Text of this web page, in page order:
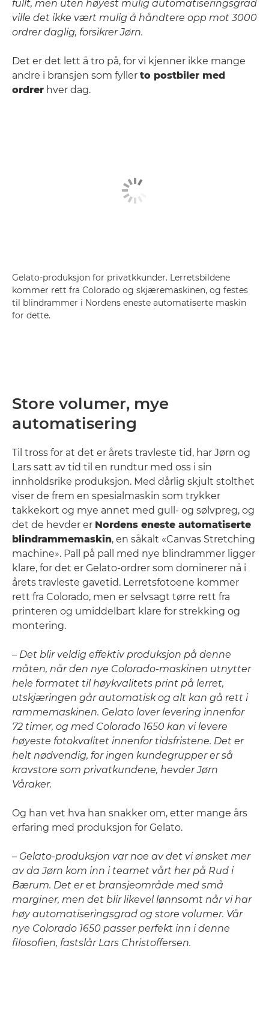
fullt, men uten høyest mulig automatiseringsgrad
ville det ikke vært mulig å håndtere opp mot 3000
ordrer daglig, forsikrer Jørn.
Det er det lett å tro på, for vi kjenner ikke mange
andre i bransjen som fyller to postbiler med
ordrer hver dag.
Gelato-produksjon for privatkkunder. Lerretsbildene
kommer rett fra Colorado og skjæremaskinen, og festes
til blindrammer i Nordens eneste automatiserte maskin
for dette.
Store volumer, mye
automatisering
Til tross for at det er årets travleste tid, har Jørn og
Lars satt av tid til en rundtur med oss i sin
innholdsrike produksjon. Med dårlig skjult stolthet
viser de frem en spesialmaskin som trykker
takkekort og mye annet med gull- og sølvpreg, og
det de hevder er Nordens eneste automatiserte
blindrammemaskin, en såkalt «Canvas Stretching
machine». Pall på pall med nye blindrammer ligger
klare, for det er Gelato-ordrer som dominerer nå i
årets travleste gavetid. Lerretsfotoene kommer
rett fra Colorado, men er selvsagt tørre rett fra
printeren og umiddelbart klare for strekking og
montering.
– Det blir veldig effektiv produksjon på denne
måten, når den nye Colorado-maskinen utnytter
hele formatet til høykvalitets print på lerret,
utskjæringen går automatisk og alt kan gå rett i
rammemaskinen. Gelato lover levering innenfor
72 timer, og med Colorado 1650 kan vi levere
høyeste fotokvalitet innenfor tidsfristene. Det er
helt nødvendig, for ingen kundegrupper er så
kravstore som privatkundene, hevder Jørn
Våraker.
Og han vet hva han snakker om, etter mange års
erfaring med produksjon for Gelato.
– Gelato-produksjon var noe av det vi ønsket mer
av da Jørn kom inn i teamet vårt her på Rud i
Bærum. Det er et bransjeområde med små
marginer, men det blir likevel lønnsomt når vi har
høy automatiseringsgrad og store volumer. Vår
nye Colorado 1650 passer perfekt inn i denne
filosofien, fastslår Lars Christoffersen.